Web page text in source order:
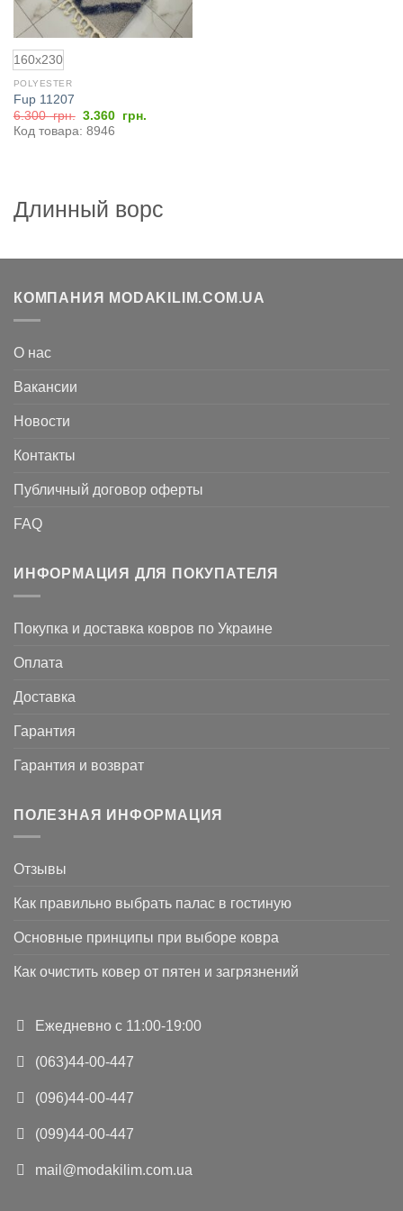
160x230
POLYESTER
Fup 11207
6.300грн. Первоначальная
цена
составляла
3.360 грн.Текущая
Код товара: 8946
Длинный ворс
КОМПАНИЯ MODAKILIM.COM.UA
О нас
Вакансии
Новости
Контакты
Публичный договор оферты
FAQ
ИНФОРМАЦИЯ ДЛЯ ПОКУПАТЕЛЯ
Покупка и доставка ковров по Украине
Оплата
Доставка
Гарантия
Гарантия и возврат
ПОЛЕЗНАЯ ИНФОРМАЦИЯ
Отзывы
Как правильно выбрать палас в гостиную
Основные принципы при выборе ковра
Как очистить ковер от пятен и загрязнений
Ежедневно с 11:00-19:00
(063)44-00-447
(096)44-00-447
(099)44-00-447
mail@modakilim.com.ua